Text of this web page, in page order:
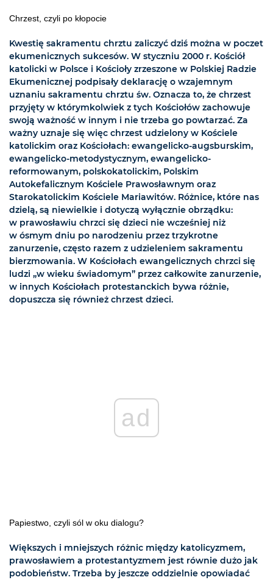
Chrzest, czyli po kłopocie
Kwestię sakramentu chrztu zaliczyć dziś można w poczet
ekumenicznych sukcesów. W styczniu 2000 r. Kościół
katolicki w Polsce i Kościoły zrzeszone w Polskiej Radzie
Ekumenicznej podpisały deklarację o wzajemnym
uznaniu sakramentu chrztu św. Oznacza to, że chrzest
przyjęty w którymkolwiek z tych Kościołów zachowuje
swoją ważność w innym i nie trzeba go powtarzać. Za
ważny uznaje się więc chrzest udzielony w Kościele
katolickim oraz Kościołach: ewangelicko-augsburskim,
ewangelicko-metodystycznym, ewangelicko-
reformowanym, polskokatolickim, Polskim
Autokefalicznym Kościele Prawosławnym oraz
Starokatolickim Kościele Mariawitów. Różnice, które nas
dzielą, są niewielkie i dotyczą wyłącznie obrządku:
w prawosławiu chrzci się dzieci nie wcześniej niż
w ósmym dniu po narodzeniu przez trzykrotne
zanurzenie, często razem z udzieleniem sakramentu
bierzmowania. W Kościołach ewangelicznych chrzci się
ludzi „w wieku świadomym” przez całkowite zanurzenie,
w innych Kościołach protestanckich bywa różnie,
dopuszcza się również chrzest dzieci.
ad
Papiestwo, czyli sól w oku dialogu?
Większych i mniejszych różnic między katolicyzmem,
prawosławiem a protestantyzmem jest równie dużo jak
podobieństw. Trzeba by jeszcze oddzielnie opowiadać